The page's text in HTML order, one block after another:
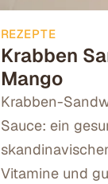
REZEPTE
Krabben
Mango
Krabben-
Sauce: ein
Vitamine und